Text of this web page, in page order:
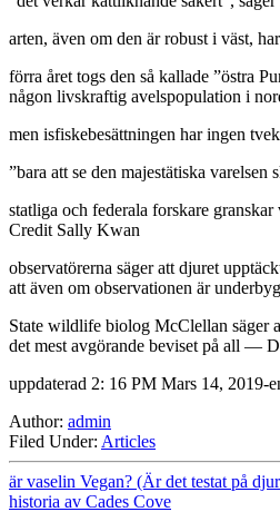
arten, även om den är robust i väst,
förra året togs den så kallade ”östra
någon livskraftig avelspopulation i
men isfiskebesättningen har ingen
”bara att se den majestätiska
statliga och federala forskare
Credit Sally Kwan
observatörerna säger att djuret
att även om observationen är
State wildlife biolog McClellan säger
det mest avgörande beviset på all —
uppdaterad 2: 16 PM Mars 14, 2019-
Author: admin
Filed Under: Articles
är vaselin Vegan? (Är det testat på
historia av Cades Cove